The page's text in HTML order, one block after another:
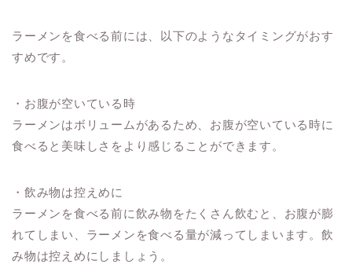
ラーメンを食べる前には、以下のようなタイミングがおす
すめです。
・お腹が空いている時
ラーメンはボリュームがあるため、お腹が空いている時に
食べると美味しさをより感じることができます。
・飲み物は控えめに
ラーメンを食べる前に飲み物をたくさん飲むと、お腹が膨
れてしまい、ラーメンを食べる量が減ってしまいます。飲
み物は控えめにしましょう。